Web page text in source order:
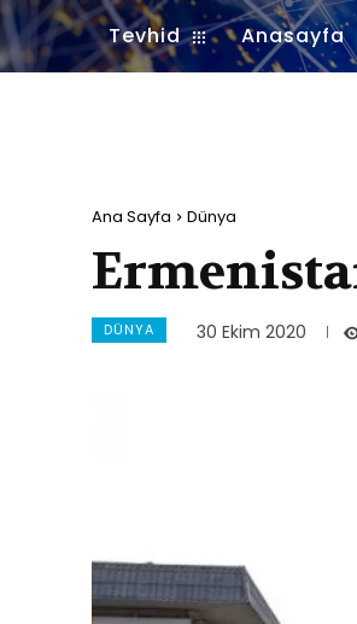
Tevhid Anasayfa
Ana Sayfa Dünya
DÜNYA 30 Ekim 2020